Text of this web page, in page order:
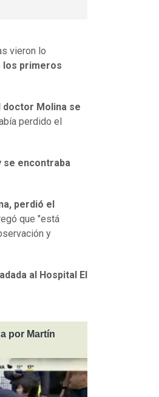
vieron lo
los primeros
doctor Molina se
perdido el
se encontraba
perdió el
que "está
y
al Hospital El
por Martín